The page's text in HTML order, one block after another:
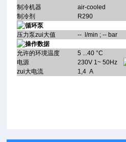
制冷机器
air-cooled
制冷剂
R290
循环泵
压力泵zui大值
-- l/min ; -- bar
操作数据
允许的环境温度
5 ...40 °C
电源
230V 1~ 50Hz
zui大电流
1,4 A